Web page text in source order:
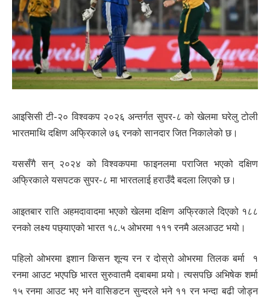
आइसिसी टी-२० विश्वकप २०२६ अन्तर्गत सुपर-८ को खेलमा घरेलु टोली
भारतमाथि दक्षिण अफ्रिकाले ७६ रनको सानदार जित निकालेको छ।
यससँगै सन् २०२४ को विश्वकपमा फाइनलमा पराजित भएको दक्षिण
अफ्रिकाले यसपटक सुपर-८ मा भारतलाई हराउँदै बदला लिएको छ।
आइतबार राति अहमदावादमा भएको खेलमा दक्षिण अफ्रिकाले दिएको १८८
रनको लक्ष्य पछ्याएको भारत १८.५ ओभरमा १११ रनमै अलआउट भयो।
पहिलो ओभरमा इशान किसन शून्य रन र दोस्रो ओभरमा तिलक बर्मा १
रनमा आउट भएपछि भारत सुरुवातमै दबाबमा पर्‍यो। त्यसपछि अभिषेक शर्मा
१५ रनमा आउट भए भने वासिङटन सुन्दरले भने ११ रन भन्दा बढी जोड्न